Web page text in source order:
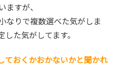
ますが、
なりで複数選べた気がしま
た気がしてます。
ておくかおかないかと聞かれ